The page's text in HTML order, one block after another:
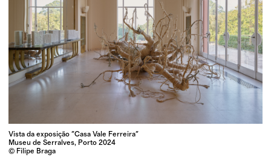
Vista da exposição "Casa Vale Ferreira"
Museu de Serralves, Porto 2024
© Filipe Braga